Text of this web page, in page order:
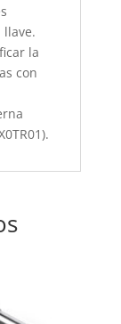
la
con